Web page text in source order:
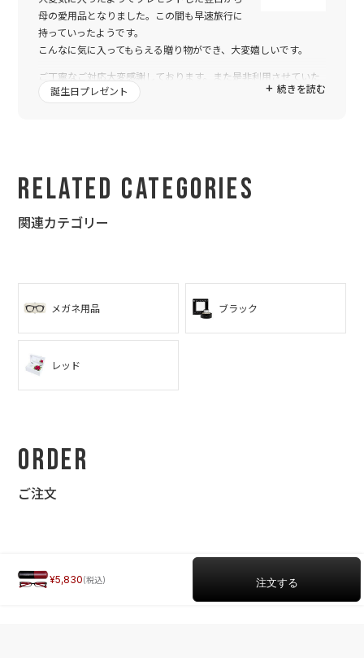
母の愛用品となりました。この間も早速旅行に
持っていったようです。
こんなに気に入ってもらえる贈り物ができ、大変嬉しいです。
ご丁寧なご対応大変感謝しております。また是非利用させていた
だきます。
続きを読む
誕生日プレゼント
Related Categories
関連カテゴリー
メガネ用品 ブラック
レッド
Order
ご注文
5,830